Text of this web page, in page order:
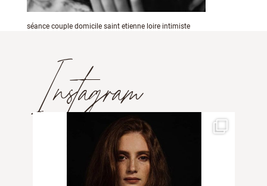
séance couple domicile saint etienne loire intimiste
Instagram